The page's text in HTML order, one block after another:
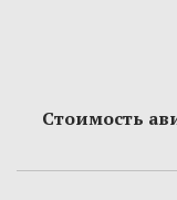
Стоимость